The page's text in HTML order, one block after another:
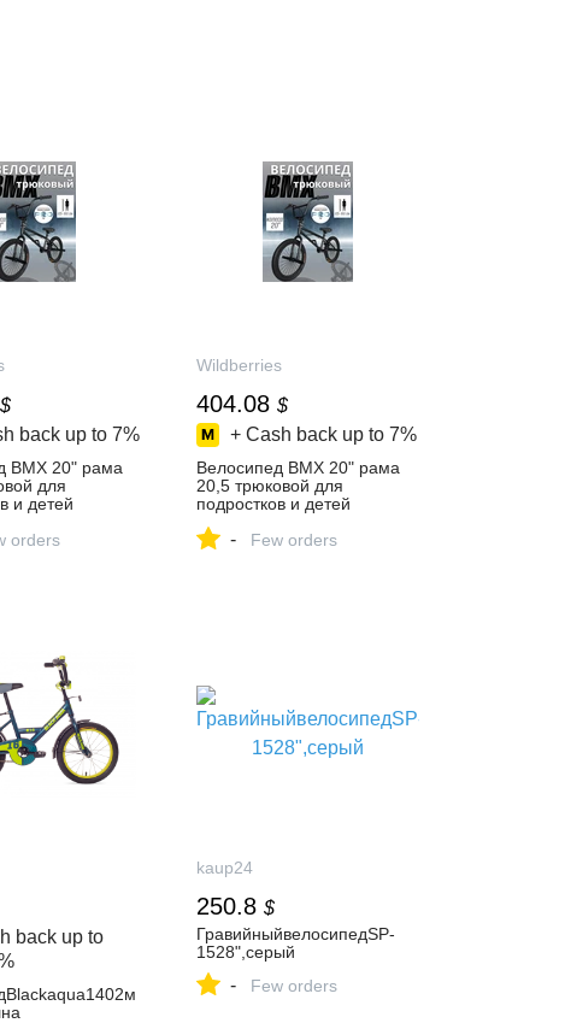
$
back up to 7%
BMX 20" рама
для
и детей
143 ₽ в
orders
Wildberries
404.08 $
+ Cash back up to 7%
Велосипед BMX 20" рама
20,5 трюковой для
подростков и детей
купить за 16 143 ₽ в
- Few orders
back up to
kaup24
250.8 $
ГравийныйвелосипедSP-
1528",серый
- Few orders